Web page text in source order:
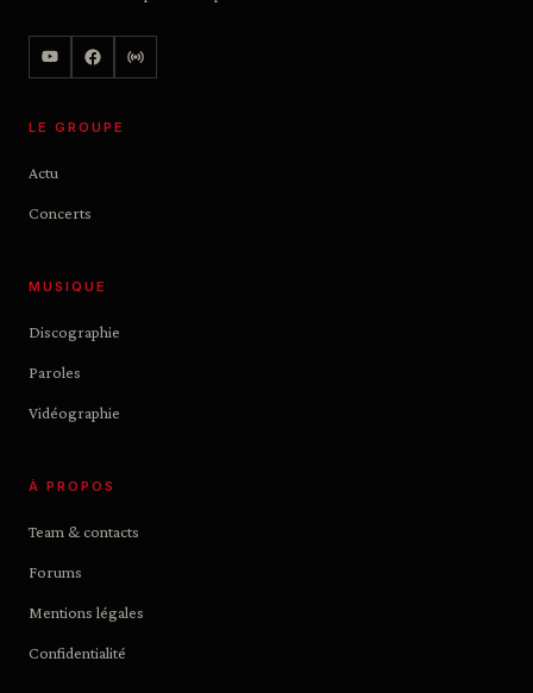
LE GROUPE
Actu
Concerts
MUSIQUE
Discographie
Paroles
Vidéographie
À PROPOS
Team & contacts
Forums
Mentions légales
Confidentialité